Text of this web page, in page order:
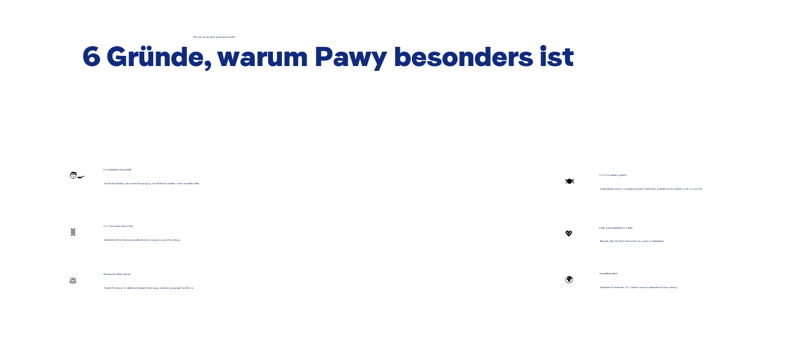
Warum nur du dich gesund ernähren?
6 Gründe, warum Pawy besonders ist
🧑‍🍳
Handwerklich hergestellt
Frische Mahlzeiten, schonend dampfgegart. Nicht verarbeitet – einfach echtes Futter.
🧬
Entwickelt mit Ernährungsexperten für eine ausgewogene Ernährung.
Von Tierärzten empfohlen
💩
Wissenschaftlich belegt
Frische Nahrung fördert eine bessere Verdauung und eine gesunde Darmflora.
💖
Echte gesundheitliche Vorteile
Rezepte, die Vitalität, Fell und Haut optimal unterstützen.
🌍
Umweltfreundlich
Schweizer Hofzutaten, CO₂-neutral und plastikneutrale Verpackung.
🍽️
Von Haustieren geliebt
Jedes Rezept wird von unseren eigenen Vierbeinern getestet (und natürlich auch von uns 😉).